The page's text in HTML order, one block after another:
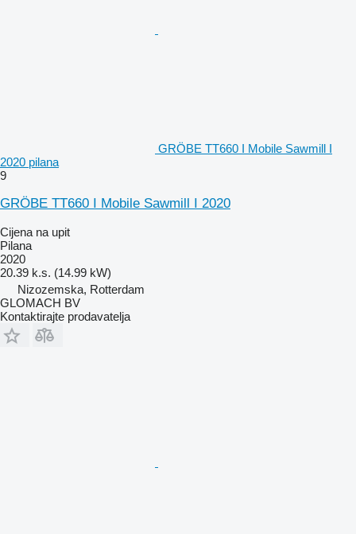
GRÖBE TT660 I Mobile Sawmill I
2020 pilana
9
GRÖBE TT660 I Mobile Sawmill I 2020
Cijena na upit
Pilana
2020
20.39 k.s. (14.99 kW)
Nizozemska, Rotterdam
GLOMACH BV
Kontaktirajte prodavatelja